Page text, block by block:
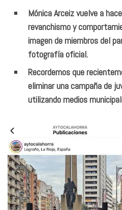
Mónica Arceiz vuelve a
revanchismo y
imagen de miembros del
fotografía oficial.
Recordemos que
eliminar una campaña de
utilizando medios